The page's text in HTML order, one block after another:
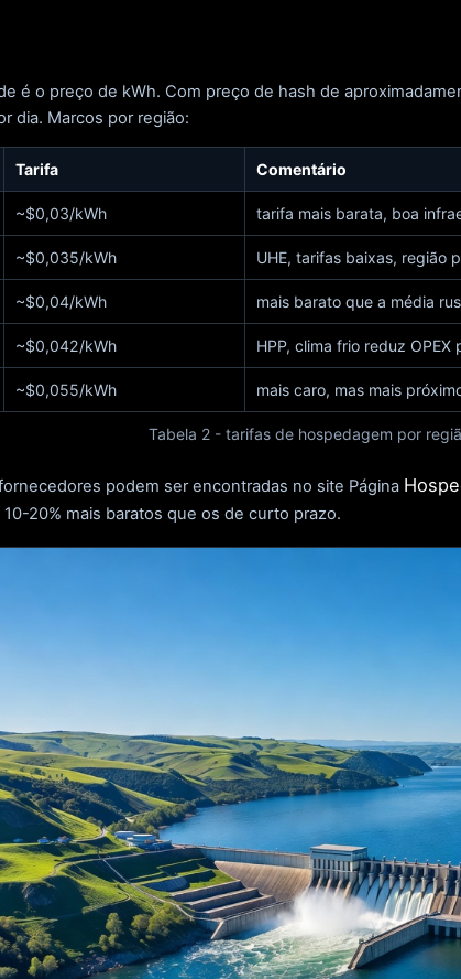
é o preço de kWh. Com preço de hash de
dia. Marcos por região:
Tabela 2 - tarifas de hospedagem por
Tarifa Comentário
~$0,03/kWh tarifa mais barata, boa
~$0,035/kWh UHE, tarifas baixas, região
~$0,04/kWh mais barato que a média
~$0,042/kWh HPP, clima frio reduz OPEX
~$0,055/kWh mais caro, mas mais
podem ser encontradas no site Página
20% mais baratos que os de curto prazo.